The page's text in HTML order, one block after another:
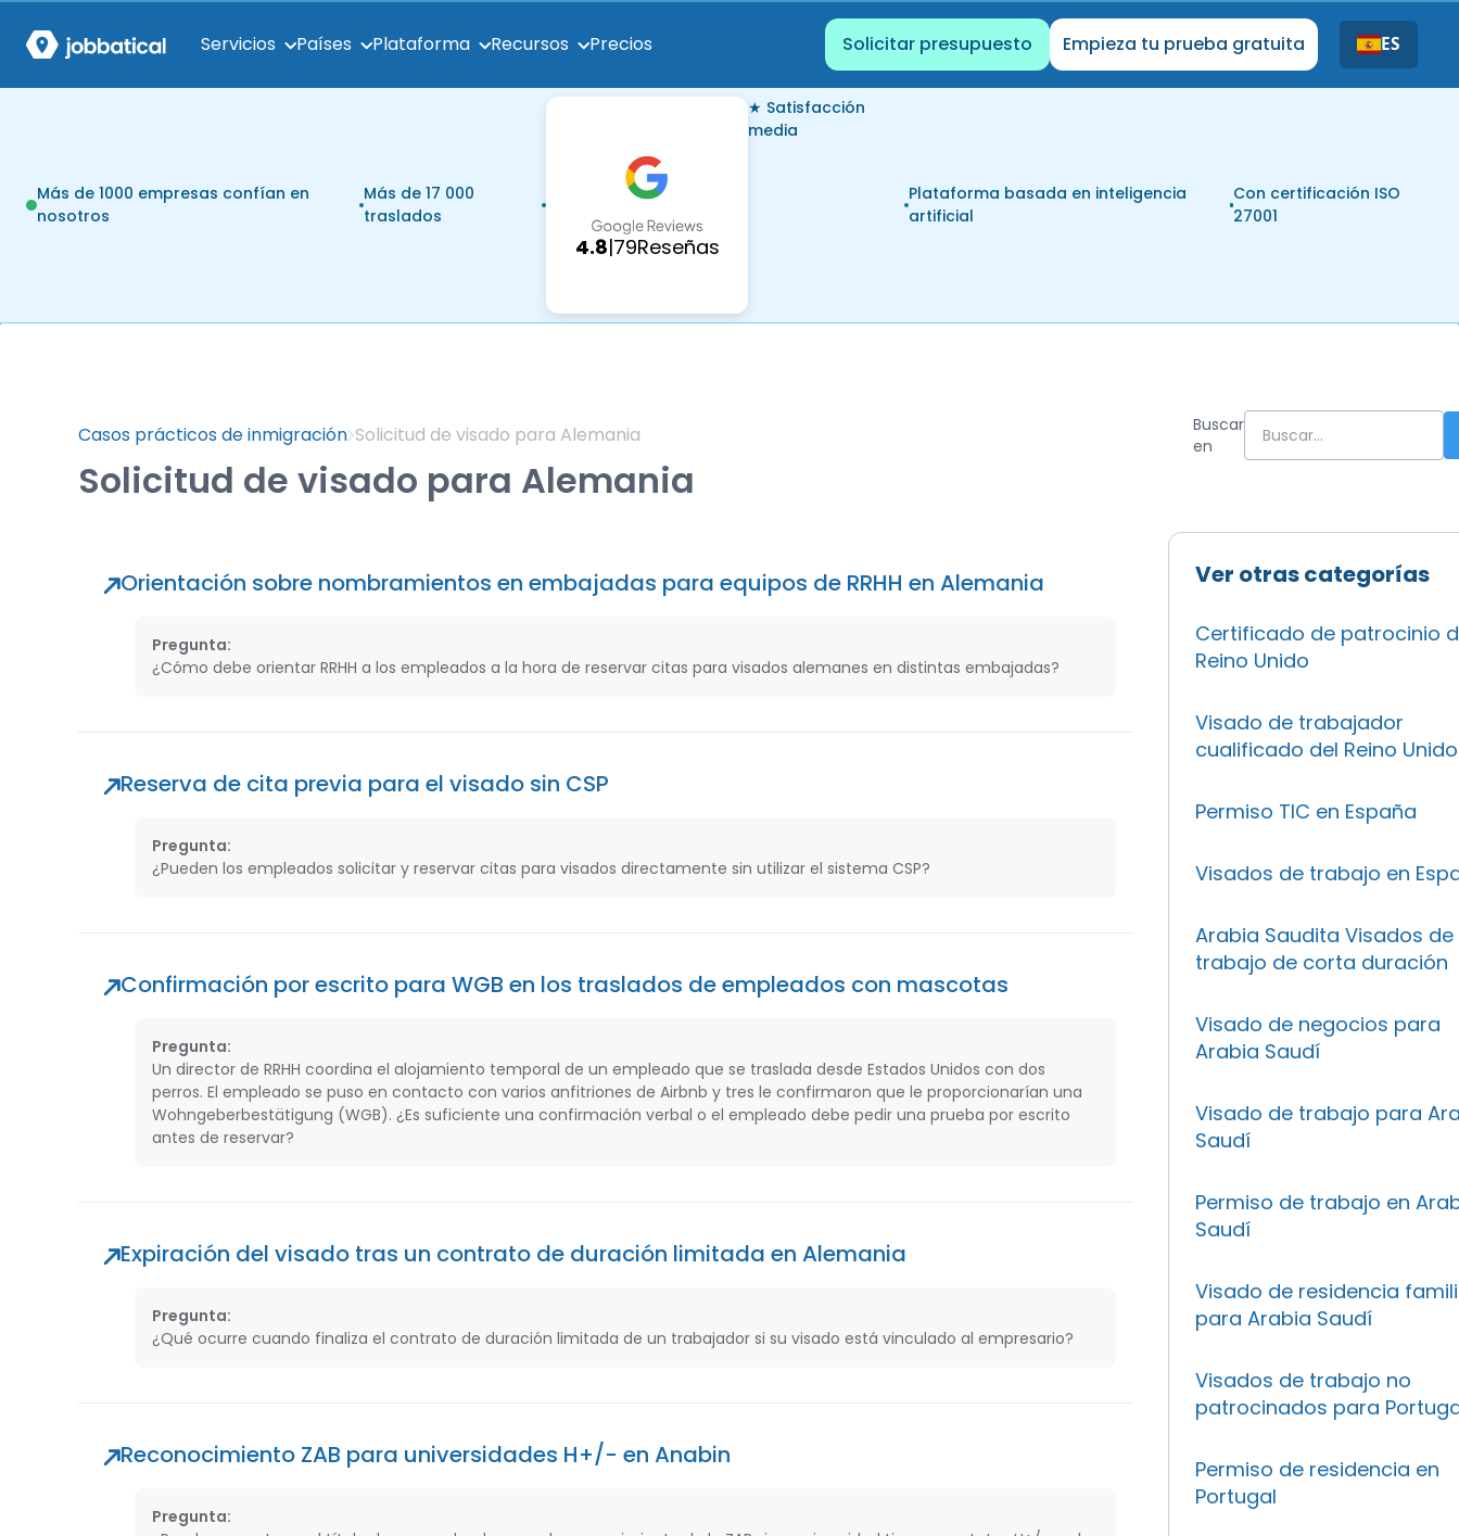
Servicios Países Plataforma Recursos Precios Solicitar presupuesto Empieza tu prueba gratuita ES
Más de 1000 empresas confían en
nosotros
Más de 17 000
traslados
4.8|79Reseñas
★ Satisfacción
media
Plataforma basada en inteligencia
artificial
Con certificación ISO
27001
Casos prácticos de inmigración Solicitud de visado para Alemania
Buscar
en
Solicitud de visado para Alemania
Orientación sobre nombramientos en embajadas para equipos de RRHH en Alemania
Pregunta:
¿Cómo debe orientar RRHH a los empleados a la hora de reservar citas para visados alemanes en distintas embajadas?
Reserva de cita previa para el visado sin CSP
Pregunta:
¿Pueden los empleados solicitar y reservar citas para visados directamente sin utilizar el sistema CSP?
Confirmación por escrito para WGB en los traslados de empleados con mascotas
Pregunta:
Un director de RRHH coordina el alojamiento temporal de un empleado que se traslada desde Estados Unidos con dos
perros. El empleado se puso en contacto con varios anfitriones de Airbnb y tres le confirmaron que le proporcionarían una
Wohngeberbestätigung (WGB). ¿Es suficiente una confirmación verbal o el empleado debe pedir una prueba por escrito
antes de reservar?
Expiración del visado tras un contrato de duración limitada en Alemania
Pregunta:
¿Qué ocurre cuando finaliza el contrato de duración limitada de un trabajador si su visado está vinculado al empresario?
Reconocimiento ZAB para universidades H+/- en Anabin
Pregunta:
Ver otras categorías
Certificado de patrocinio
Reino Unido
Visado de trabajador
cualificado del Reino Unido
Permiso TIC en España
Visados de trabajo en
Arabia Saudita Visados de
trabajo de corta duración
Visado de negocios para
Arabia Saudí
Visado de trabajo para
Saudí
Permiso de trabajo en
Saudí
Visado de residencia
para Arabia Saudí
Visados de trabajo no
patrocinados para
Permiso de residencia en
Portugal